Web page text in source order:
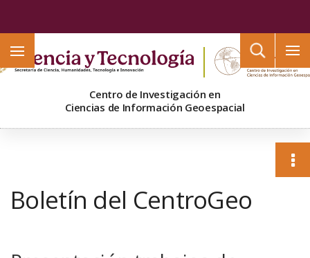
Centro de Investigación en
Ciencias de Información Geoespacial
Boletín del CentroGeo